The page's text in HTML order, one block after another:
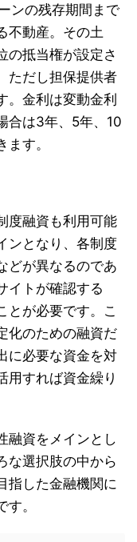
ンの残存期間まで
不動産。その土
の抵当権が設定さ
ただし担保提供者
。金利は変動金利
合は3年、5年、10
す。
度融資も利用可能
ンとなり、各制度
どが異なるのであ
イトが確認する
とが必要です。こ
化のための融資だ
に必要な資金を対
用すれば資金繰り
融資をメインとし
な選択肢の中から
指した金融機関に
。